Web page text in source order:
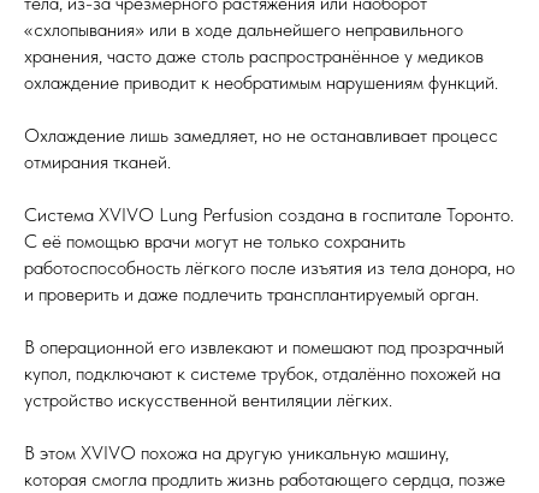
«схлопывания» или в ходе дальнейшего неправильного
хранения, часто даже столь распространённое у медиков
охлаждение приводит к необратимым нарушениям функций.
Охлаждение лишь замедляет, но не останавливает процесс
отмирания тканей.
Система XVIVO Lung Perfusion создана в госпитале Торонто.
С её помощью врачи могут не только сохранить
работоспособность лёгкого после изъятия из тела донора, но
и проверить и даже подлечить трансплантируемый орган.
В операционной его извлекают и помешают под прозрачный
купол, подключают к системе трубок, отдалённо похожей на
устройство искусственной вентиляции лёгких.
В этом XVIVO похожа на другую уникальную машину,
которая смогла продлить жизнь работающего сердца, позже